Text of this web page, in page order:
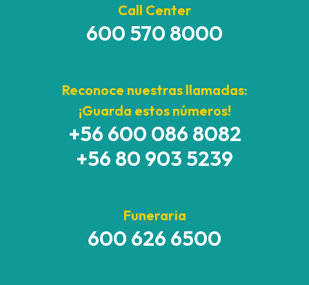
Call Center
600 570 8000
Reconoce nuestras llamadas:
¡Guarda estos números!
+56 600 086 8082
+56 80 903 5239
Funeraria
600 626 6500